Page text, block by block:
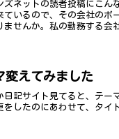
ズネットの読者投稿にこん
ているので、その会社のボ
ませんか。私の勤務する会
変えてみました
日記サイト見てると、テー
をしたのにあわせて、タイ